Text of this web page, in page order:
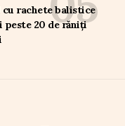
rachete balistice
peste 20 de răniți